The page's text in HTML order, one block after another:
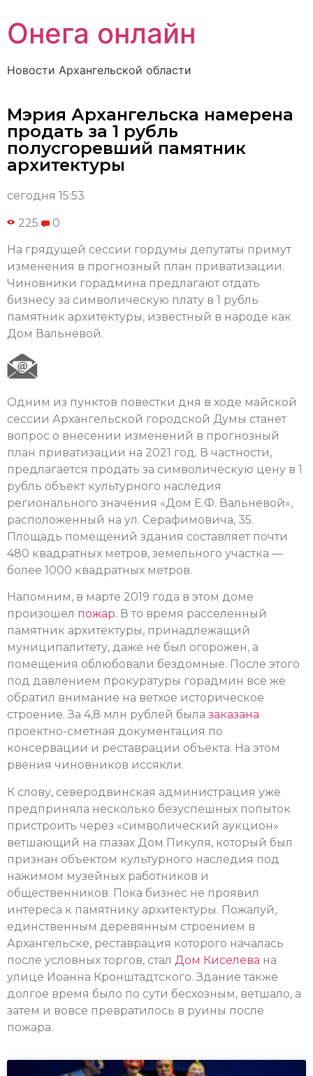
Онега онлайн
Новости Архангельской области
Мэрия Архангельска намерена
продать за 1 рубль
полусгоревший памятник
архитектуры
сегодня 15:53
225 0
На грядущей сессии гордумы депутаты примут
изменения в прогнозный план приватизации.
Чиновники горадмина предлагают отдать
бизнесу за символическую плату в 1 рубль
памятник архитектуры, известный в народе как
Дом Вальневой.
Одним из пунктов повестки дня в ходе майской
сессии Архангельской городской Думы станет
вопрос о внесении изменений в прогнозный
план приватизации на 2021 год. В частности,
предлагается продать за символическую цену в 1
рубль объект культурного наследия
регионального значения «Дом Е.Ф. Вальневой»,
расположенный на ул. Серафимовича, 35.
Площадь помещений здания составляет почти
480 квадратных метров, земельного участка —
более 1000 квадратных метров.
Напомним, в марте 2019 года в этом доме
произошел пожар. В то время расселенный
памятник архитектуры, принадлежащий
муниципалитету, даже не был огорожен, а
помещения облюбовали бездомные. После этого
под давлением прокуратуры горадмин всё же
обратил внимание на ветхое историческое
строение. За 4,8 млн рублей была заказана
проектно-сметная документация по
консервации и реставрации объекта. На этом
рвения чиновников иссякли.
К слову, северодвинская администрация уже
предприняла несколько безуспешных попыток
пристроить через «символический аукцион»
ветшающий на глазах Дом Пикуля, который был
признан объектом культурного наследия под
нажимом музейных работников и
общественников. Пока бизнес не проявил
интереса к памятнику архитектуры. Пожалуй,
единственным деревянным строением в
Архангельске, реставрация которого началась
после условных торгов, стал Дом Киселева на
улице Иоанна Кронштадтского. Здание также
долгое время было по сути бесхозным, ветшало, а
затем и вовсе превратилось в руины после
пожара.